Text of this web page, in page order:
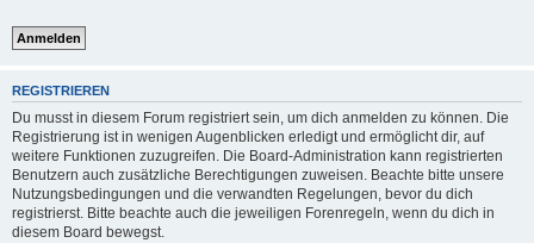
REGISTRIEREN
Du musst in diesem Forum registriert sein, um dich anmelden zu können. Die
Registrierung ist in wenigen Augenblicken erledigt und ermöglicht dir, auf
weitere Funktionen zuzugreifen. Die Board-Administration kann registrierten
Benutzern auch zusätzliche Berechtigungen zuweisen. Beachte bitte unsere
Nutzungsbedingungen und die verwandten Regelungen, bevor du dich
registrierst. Bitte beachte auch die jeweiligen Forenregeln, wenn du dich in
diesem Board bewegst.